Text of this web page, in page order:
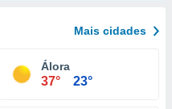
Mais cidades
Álora
37° 23°